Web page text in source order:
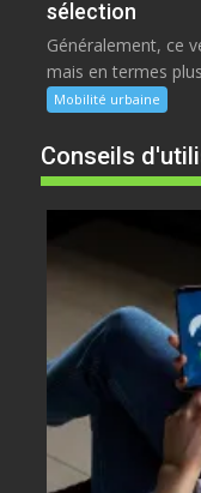
sélection
Généralement, ce
mais en termes
Mobilité urbaine
Conseils